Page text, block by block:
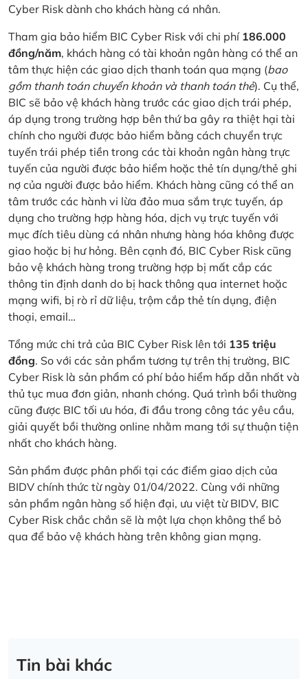
Cyber Risk dành cho khách hàng cá nhân.
Tham gia bảo hiểm BIC Cyber Risk với chi phí 186.000
đồng/năm, khách hàng có tài khoản ngân hàng có thể an
tâm thực hiện các giao dịch thanh toán qua mạng (bao
gồm thanh toán chuyển khoản và thanh toán thẻ). Cụ thể,
BIC sẽ bảo vệ khách hàng trước các giao dịch trái phép,
áp dụng trong trường hợp bên thứ ba gây ra thiệt hại tài
chính cho người được bảo hiểm bằng cách chuyển trực
tuyến trái phép tiền trong các tài khoản ngân hàng trực
tuyến của người được bảo hiểm hoặc thẻ tín dụng/thẻ ghi
nợ của người được bảo hiểm. Khách hàng cũng có thể an
tâm trước các hành vi lừa đảo mua sắm trực tuyến, áp
dụng cho trường hợp hàng hóa, dịch vụ trực tuyến với
mục đích tiêu dùng cá nhân nhưng hàng hóa không được
giao hoặc bị hư hỏng. Bên cạnh đó, BIC Cyber Risk cũng
bảo vệ khách hàng trong trường hợp bị mất cắp các
thông tin định danh do bị hack thông qua internet hoặc
mạng wifi, bị rò rỉ dữ liệu, trộm cắp thẻ tín dụng, điện
thoại, email…
Tổng mức chi trả của BIC Cyber Risk lên tới 135 triệu
đồng. So với các sản phẩm tương tự trên thị trường, BIC
Cyber Risk là sản phẩm có phí bảo hiểm hấp dẫn nhất và
thủ tục mua đơn giản, nhanh chóng. Quá trình bồi thường
cũng được BIC tối ưu hóa, đi đầu trong công tác yêu cầu,
giải quyết bồi thường online nhằm mang tới sự thuận tiện
nhất cho khách hàng.
Sản phẩm được phân phối tại các điểm giao dịch của
BIDV chính thức từ ngày 01/04/2022. Cùng với những
sản phẩm ngân hàng số hiện đại, ưu việt từ BIDV, BIC
Cyber Risk chắc chắn sẽ là một lựa chọn không thể bỏ
qua để bảo vệ khách hàng trên không gian mạng.
Tin bài khác